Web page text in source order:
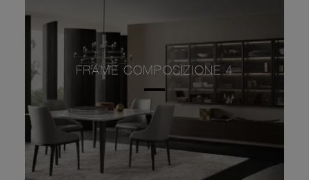
FRAME COMPOSIZIONE 4